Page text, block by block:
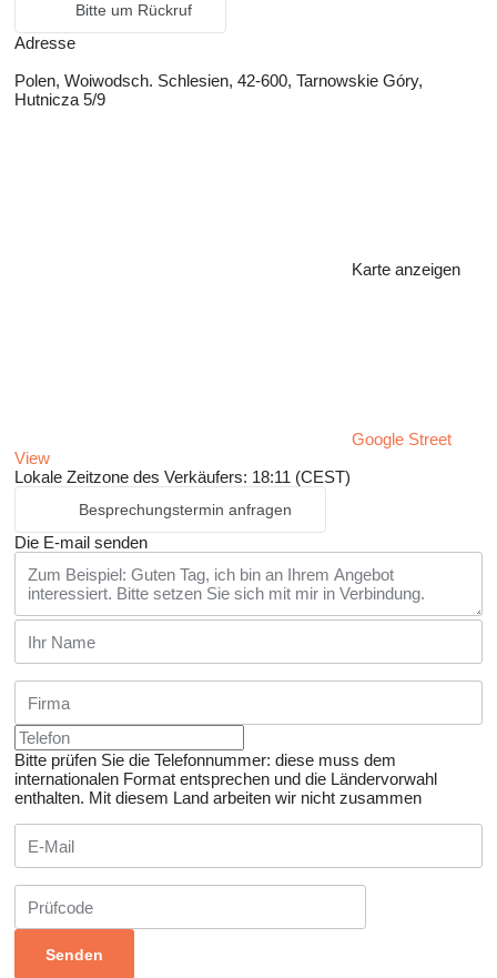
Bitte um Rückruf
Adresse
Polen, Woiwodsch. Schlesien, 42-600, Tarnowskie Góry,
Hutnicza 5/9
Karte anzeigen
Google Street
View
Lokale Zeitzone des Verkäufers: 18:11 (CEST)
Besprechungstermin anfragen
Die E-mail senden
Bitte prüfen Sie die Telefonnummer: diese muss dem
internationalen Format entsprechen und die Ländervorwahl
enthalten. Mit diesem Land arbeiten wir nicht zusammen